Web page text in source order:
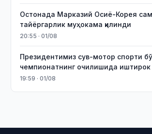
Остонада Марказий Осиё-Корея
тайёргарлик муҳокама қилинди
20:55 · 01/08
Президентимиз сув-мотор спорти
чемпионатнинг очилишида иштирок
19:59 · 01/08